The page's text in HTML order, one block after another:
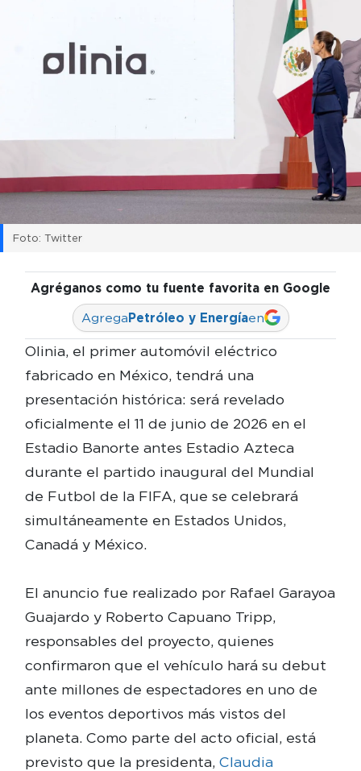
Foto: Twitter
Agréganos como tu fuente favorita en Google
AgregaPetróleo y Energíaen
Olinia, el primer automóvil eléctrico
fabricado en México, tendrá una
presentación histórica: será revelado
oficialmente el 11 de junio de 2026 en el
Estadio Banorte antes Estadio Azteca
durante el partido inaugural del Mundial
de Futbol de la FIFA, que se celebrará
simultáneamente en Estados Unidos,
Canadá y México.
El anuncio fue realizado por Rafael Garayoa
Guajardo y Roberto Capuano Tripp,
responsables del proyecto, quienes
confirmaron que el vehículo hará su debut
ante millones de espectadores en uno de
los eventos deportivos más vistos del
planeta. Como parte del acto oficial, está
previsto que la presidenta, Claudia